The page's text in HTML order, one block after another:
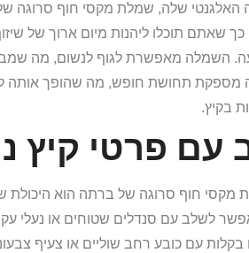
האלגנטי שלה, שמלת מקסי חוף סרוגה
כך שאתם תוכלו ליהנות מיום ארוך של
השמלה מאפשרת לגוף לנשום, מה
מספקת תחושת חופש, מה שהופך אותה
בקיץ.
עם פרטי קיץ
מקסי חוף סרוגה של ברתה הוא היכולת
לשלב עם סנדלים שטוחים או נעלי
עם כובע רחב שוליים או צעיף